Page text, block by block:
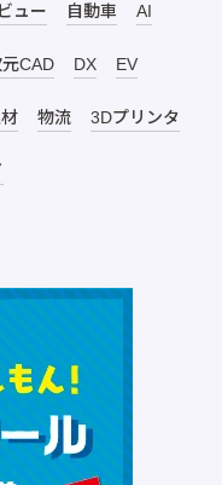
ュー 自動車 AI
CAD DX EV
物流 3Dプリンタ